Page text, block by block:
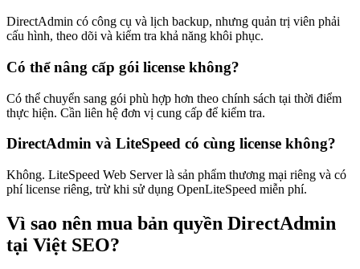
DirectAdmin có công cụ và lịch backup, nhưng quản trị viên phải
cấu hình, theo dõi và kiểm tra khả năng khôi phục.
Có thể nâng cấp gói license không?
Có thể chuyển sang gói phù hợp hơn theo chính sách tại thời điểm
thực hiện. Cần liên hệ đơn vị cung cấp để kiểm tra.
DirectAdmin và LiteSpeed có cùng license không?
Không. LiteSpeed Web Server là sản phẩm thương mại riêng và có
phí license riêng, trừ khi sử dụng OpenLiteSpeed miễn phí.
Vì sao nên mua bản quyền DirectAdmin
tại Việt SEO?